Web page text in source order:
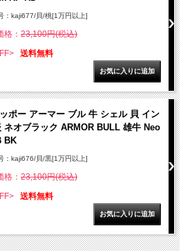
：kaji677/貝/桃[1万円以上]
格： 23,100円(税込)
送料無料
ポー アーマー ブル 牛 シェル 貝 イン
ネオブラック ARMOR BULL 雄牛 Neo
BK
：kaji676/貝/黒[1万円以上]
格： 23,100円(税込)
送料無料